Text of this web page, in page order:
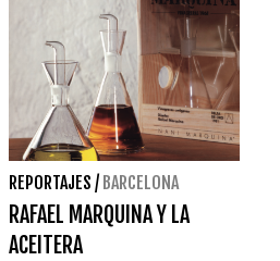
REPORTAJES / BARCELONA
RAFAEL MARQUINA Y LA
ACEITERA